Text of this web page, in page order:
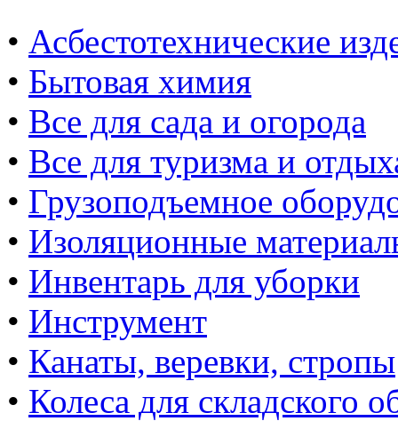
• Асбестотехнические
• Бытовая химия
• Все для сада и огорода
• Все для туризма и
• Грузоподъемное
• Изоляционные
• Инвентарь для уборки
• Инструмент
• Канаты, веревки, стропы
• Колеса для складского